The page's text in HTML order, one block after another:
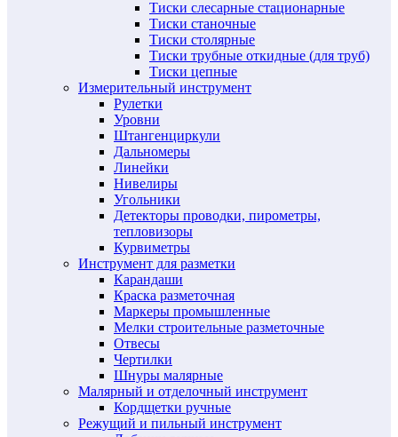
Тиски слесарные стационарные
Тиски станочные
Тиски столярные
Тиски трубные откидные (для труб)
Тиски цепные
Измерительный инструмент
Рулетки
Уровни
Штангенциркули
Дальномеры
Линейки
Нивелиры
Угольники
Детекторы проводки, пирометры,
тепловизоры
Курвиметры
Инструмент для разметки
Карандаши
Краска разметочная
Маркеры промышленные
Мелки строительные разметочные
Отвесы
Чертилки
Шнуры малярные
Малярный и отделочный инструмент
Кордщетки ручные
Режущий и пильный инструмент